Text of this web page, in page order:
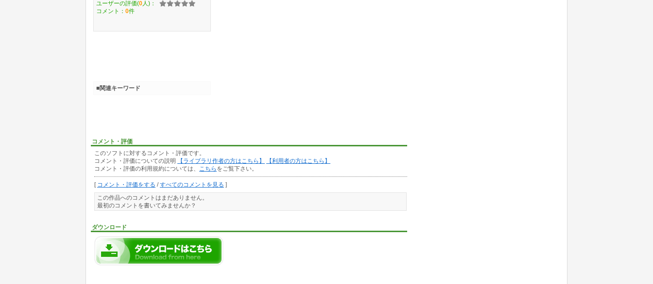
コメント・評価
このソフトに対するコメント・評価です。
コメント・評価についての説明
【ライブラリ作者の方はこちら】
【利用者の方はこちら】
コメント・評価の利用規約については、
こちら をご覧下さい。
[ コメント・評価をする /すべてのコメントを見る ]
この作品へのコメントはまだありません。
最初のコメントを書いてみませんか？
ダウンロード
ユーザーの評価(0 人)：
コメント： 0件
■関連キーワード